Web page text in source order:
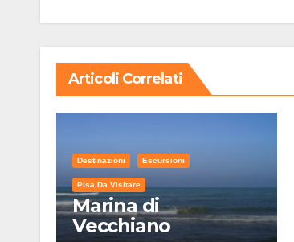
Articoli Correlati
Destinazioni Escursioni
Pisa Da Visitare
Marina di
Vecchiano